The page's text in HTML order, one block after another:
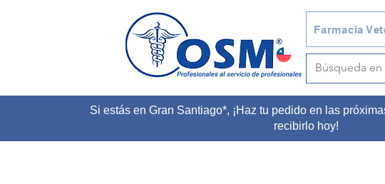
Farmacia
Si estás en Gran Santiago*, ¡Haz tu pedido en las
recibirlo hoy!